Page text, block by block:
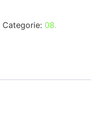
Categorie: 08.